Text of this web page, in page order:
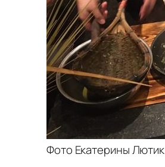
Фото Екатерины Лютик